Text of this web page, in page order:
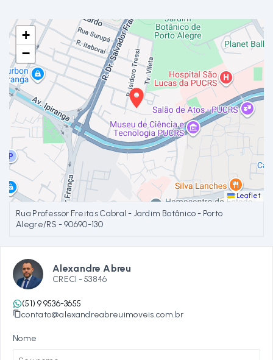
+
−
Leaflet
Rua Professor Freitas Cabral - Jardim Botânico - Porto
Alegre/RS - 90690-130
Alexandre Abreu
CRECI -53846
(51) 9 9536-3655
contato@alexandreabreuimoveis.com.br
Nome